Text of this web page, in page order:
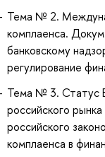
Тема № 2.
комплаенса.
банковскому
регулирование
Тема № 3. Статус
российского
российского
комплаенса в